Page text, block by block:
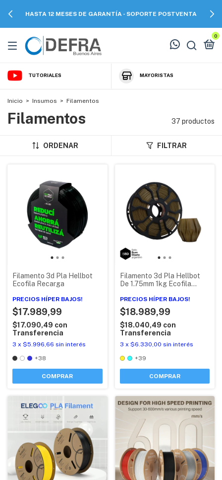
HASTA 12 MESES DE GARANTÍA - SOPORTE POSTVENTA
0
TUTORIALES MAYORISTAS
Inicio > Insumos > Filamentos
Filamentos 37 productos
ORDENAR FILTRAR
Filamento 3d Pla Hellbot
Ecofila Recarga
PRECIOS HÍPER BAJOS!
$17.989,99
$17.090,49 con
Transferencia
3 x $5.996,66 sin interés
+38
COMPRAR
Filamento 3d Pla Hellbot
De 1.75mm 1kg Ecofila
PRECIOS HÍPER BAJOS!
$18.989,99
$18.040,49 con
Transferencia
3 x $6.330,00 sin interés
+39
COMPRAR